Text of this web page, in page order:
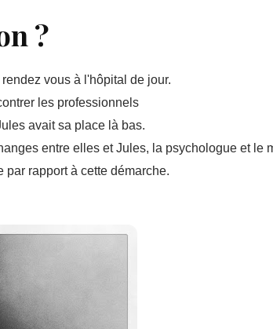
?
vous à l'hôpital de jour.
les professionnels
avait sa place là bas.
entre elles et Jules, la psychologue et le
rapport à cette démarche.